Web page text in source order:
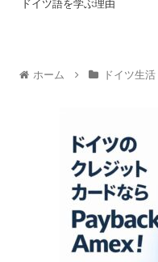
ドイツ語を学ぶ理由
ホーム ドイツ生活